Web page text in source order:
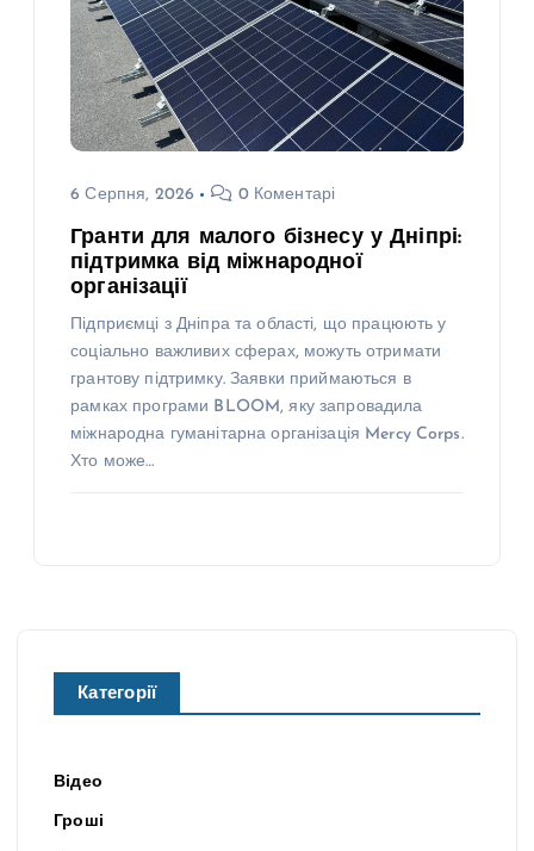
6 Серпня, 2026 0 Коментарі
Гранти для малого бізнесу у Дніпрі:
підтримка від міжнародної
організації
Підприємці з Дніпра та області, що працюють у
соціально важливих сферах, можуть отримати
грантову підтримку. Заявки приймаються в
рамках програми BLOOM, яку запровадила
міжнародна гуманітарна організація Mercy Corps.
Хто може…
Категорії
Відео
Гроші